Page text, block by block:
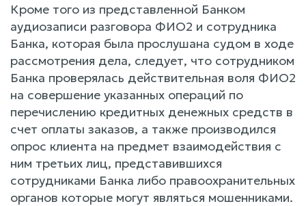
Кроме того из представленной Банком
аудиозаписи разговора ФИО2 и сотрудника
Банка, которая была прослушана судом в ходе
рассмотрения дела, следует, что сотрудником
Банка проверялась действительная воля ФИО2
на совершение указанных операций по
перечислению кредитных денежных средств в
счет оплаты заказов, а также производился
опрос клиента на предмет взаимодействия с
ним третьих лиц, представившихся
сотрудниками Банка либо правоохранительных
органов которые могут являться мошенниками.